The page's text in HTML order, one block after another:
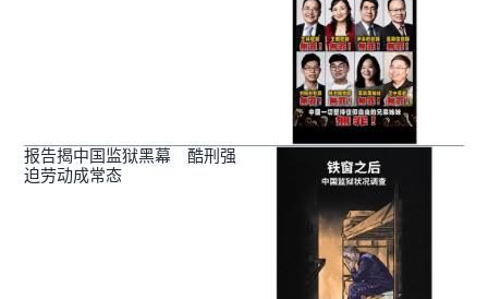
报告揭中国监狱黑幕 酷刑强
迫劳动成常态